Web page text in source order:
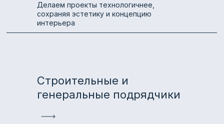
Делаем проекты технологичнее,
сохраняя эстетику и концепцию
интерьера
Строительные и
генеральные подрядчики